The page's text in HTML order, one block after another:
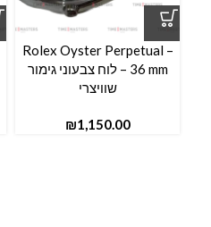
Rolex Oyster Perpetual –
36 mm – לוח צבעוני גימור
שוויצרי
₪